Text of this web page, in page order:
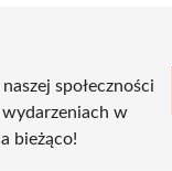
społeczności
wydarzeniach w
bieżąco!